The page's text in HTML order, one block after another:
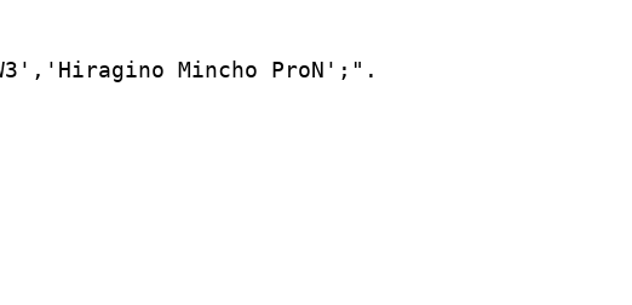
W3','Hiragino Mincho ProN';".